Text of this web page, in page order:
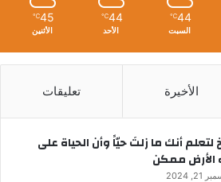
44
℃
السبت
44
℃
الأحد
45
℃
الأثنين
الأخيرة تعليقات
لتعلم أنك ما زلتَ حيّاً وأن الحياة على
الأرض ممكن
2024